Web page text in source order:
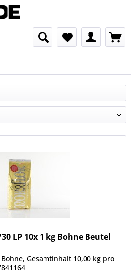
LP 10x 1 kg Bohne Beutel
Bohne, Gesamtinhalt 10,00 kg pro